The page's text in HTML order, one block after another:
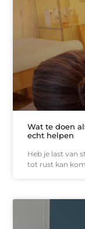
Wat te doen
echt helpen
Heb je last van
tot rust kan